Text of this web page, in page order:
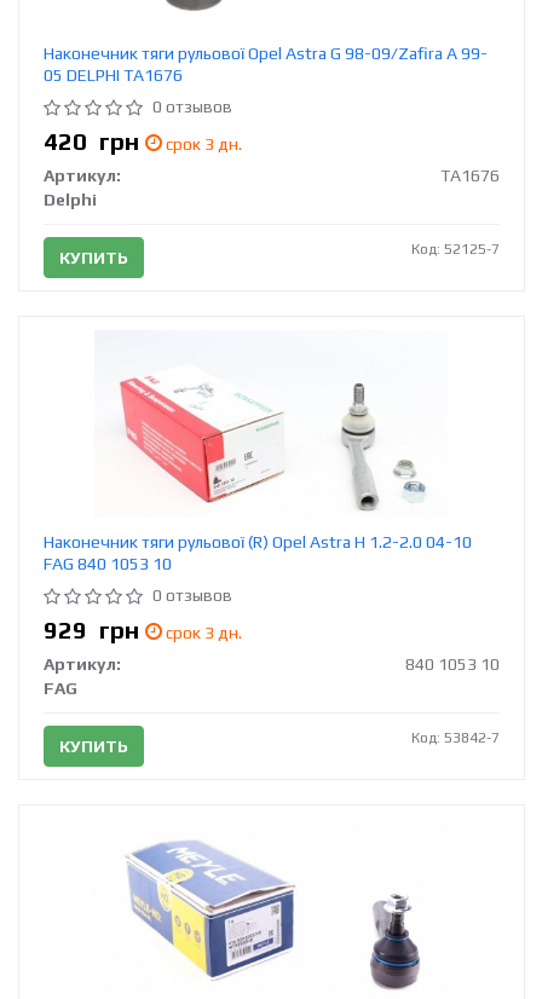
Наконечник тяги рульової Opel Astra G 98-09/Zafira A 99-
05 DELPHI TA1676
0 отзывов
420 грн
срок 3 дн.
Артикул:
TA1676
Delphi
КУПИТЬ Код: 52125-7
Наконечник тяги рульової (R) Opel Astra H 1.2-2.0 04-10
FAG 840 1053 10
0 отзывов
929 грн
срок 3 дн.
Артикул:
840 1053 10
FAG
КУПИТЬ Код: 53842-7